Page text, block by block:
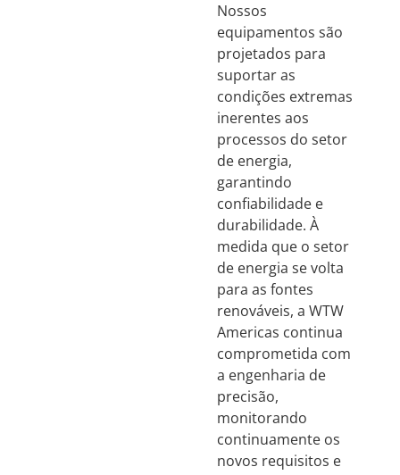
Nossos
equipamentos são
projetados para
suportar as
condições extremas
inerentes aos
processos do setor
de energia,
garantindo
confiabilidade e
durabilidade. À
medida que o setor
de energia se volta
para as fontes
renováveis, a WTW
Americas continua
comprometida com
a engenharia de
precisão,
monitorando
continuamente os
novos requisitos e